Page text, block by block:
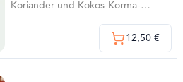
Koriander und Kokos-Korma-
12,50 €